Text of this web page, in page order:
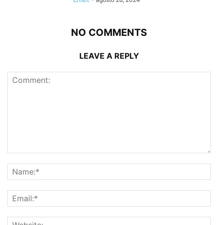
NO COMMENTS
LEAVE A REPLY